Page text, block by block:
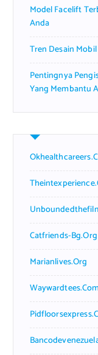
Model Facelift
Anda
Tren Desain
Pentingnya
Yang Membantu
Catfriends-Bg.org
Marianlives.org
Waywardtees.com